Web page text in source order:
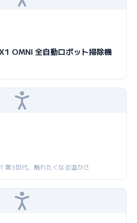
OMNI 全自動ロボット掃除機
第3世代、触れたくなる温かさ